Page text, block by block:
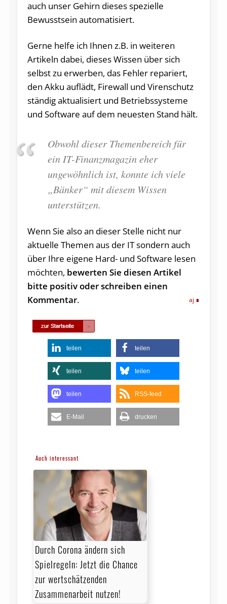
auch unser Gehirn dieses spezielle
Bewusstsein automatisiert.
Gerne helfe ich Ihnen z.B. in weiteren
Artikeln dabei, dieses Wissen über sich
selbst zu erwerben, das Fehler repariert,
den Akku auflädt, Firewall und Virenschutz
ständig aktualisiert und Betriebssysteme
und Software auf dem neuesten Stand hält.
Obwohl dieser Themenbereich für
ein IT-Finanzmagazin eher
ungewöhnlich ist, konnte ich viele
„Bänker“ mit diesem Wissen
unterstützen.
Wenn Sie also an dieser Stelle nicht nur
aktuelle Themen aus der IT sondern auch
über Ihre eigene Hard- und Software lesen
möchten, bewerten Sie diesen Artikel
bitte positiv oder schreiben einen
Kommentar. aj
teilen teilen
teilen teilen
teilen RSS-feed
E-Mail drucken
Auch interessant
Durch Corona ändern sich
Spielregeln: Jetzt die Chance
zur wertschätzenden
Zusammenarbeit nutzen!